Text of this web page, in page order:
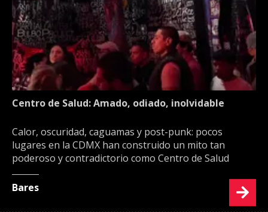
Centro de Salud: Amado, odiado, inolvidable
Calor, oscuridad, caguamas y post-punk: pocos
lugares en la CDMX han construido un mito tan
poderoso y contradictorio como Centro de Salud
Bares